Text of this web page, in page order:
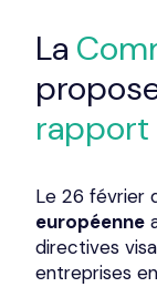
La
rapport
Le 26 février
européenne
directives
entreprises